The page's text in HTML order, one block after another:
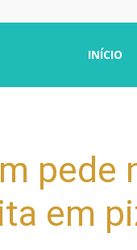
INÍCIO
pede
em